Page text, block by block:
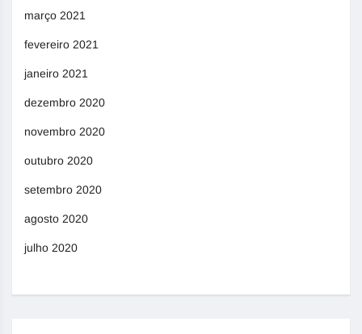
março 2021
fevereiro 2021
janeiro 2021
dezembro 2020
novembro 2020
outubro 2020
setembro 2020
agosto 2020
julho 2020